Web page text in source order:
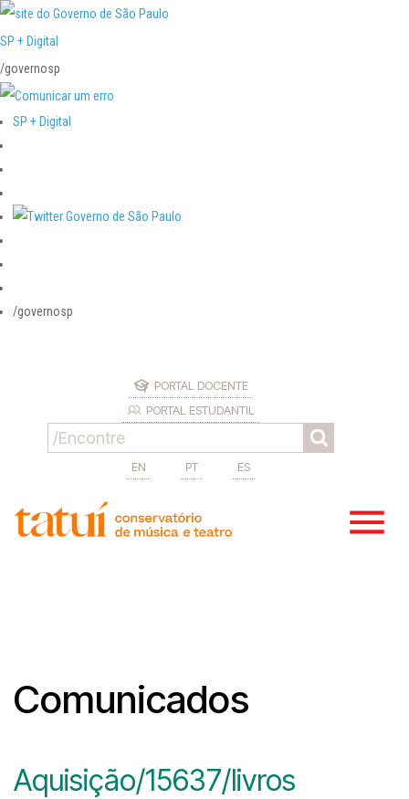
SP + Digital
/governosp
SP + Digital
/governosp
PORTAL DOCENTE
PORTAL ESTUDANTIL
EN PT ES
Comunicados
Aquisição/15637/livros